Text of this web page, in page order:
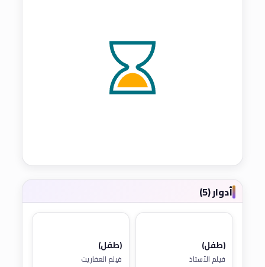
أدوار (5)
(طفل)
فيلم الأستاذ
(طفل)
فيلم العفاريت